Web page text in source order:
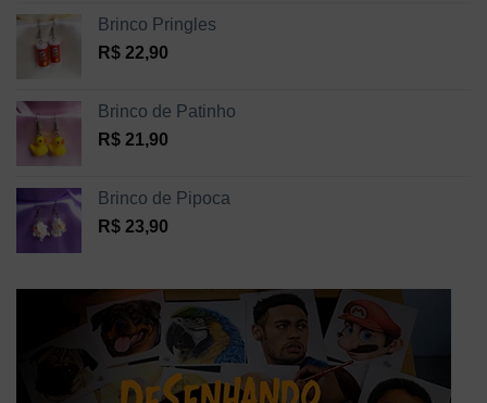
Brinco Pringles
R$ 22,90
Brinco de Patinho
R$ 21,90
Brinco de Pipoca
R$ 23,90